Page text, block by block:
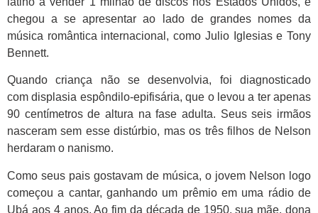
chegou a se apresentar ao lado de grandes nomes da
música romântica internacional, como Julio Iglesias e Tony
Bennett.
Quando criança não se desenvolvia, foi diagnosticado
com displasia espôndilo-epifisária, que o levou a ter apenas
90 centímetros de altura na fase adulta. Seus seis irmãos
nasceram sem esse distúrbio, mas os três filhos de Nelson
herdaram o nanismo.
Como seus pais gostavam de música, o jovem Nelson logo
começou a cantar, ganhando um prêmio em uma rádio de
Ubá aos 4 anos. Ao fim da década de 1950, sua mãe, dona